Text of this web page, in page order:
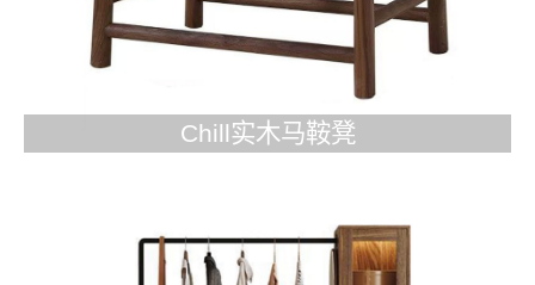
Chill实木马鞍凳